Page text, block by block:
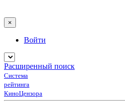
×
Войти
Расширенный поиск
Система
рейтинга
КиноЦензора